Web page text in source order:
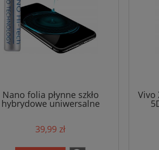
Nano folia płynne szkło
hybrydowe uniwersalne
39,99 zł
Vivo